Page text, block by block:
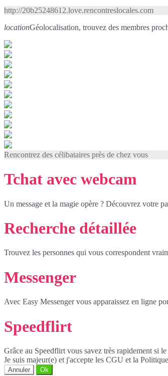
http://20b25248612.love.rencontreslocales.com
locationGéolocalisation, trouvez des membres
Rencontrez des célibataires près de chez vous
Tchat avec webcam
Un message et la magie opère ? Découvrez votre
Recherche détaillée
Trouvez les personnes qui vous correspondent
Messenger
Avec Easy Messenger vous apparaissez en ligne
Speedflirt
Grâce au Speedflirt vous savez très rapidement si
Je suis majeur(e) et j'accepte les CGU et la
Annuler Ok